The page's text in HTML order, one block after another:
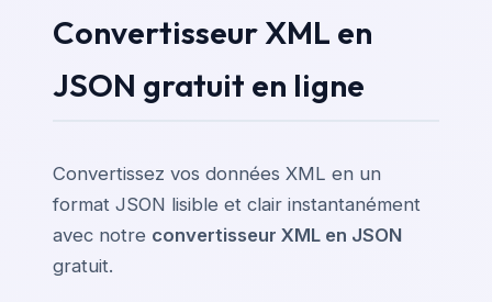
Convertisseur XML en
JSON gratuit en ligne
Convertissez vos données XML en un
format JSON lisible et clair instantanément
avec notre convertisseur XML en JSON
gratuit.